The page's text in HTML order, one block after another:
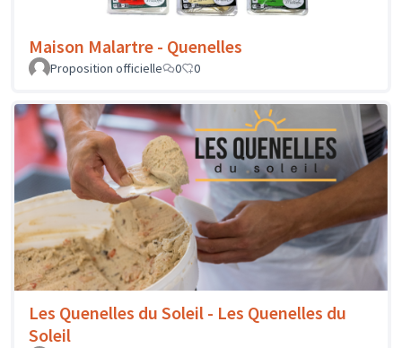
Maison Malartre - Quenelles
Proposition officielle 0 0
Les Quenelles du Soleil - Les Quenelles du
Soleil